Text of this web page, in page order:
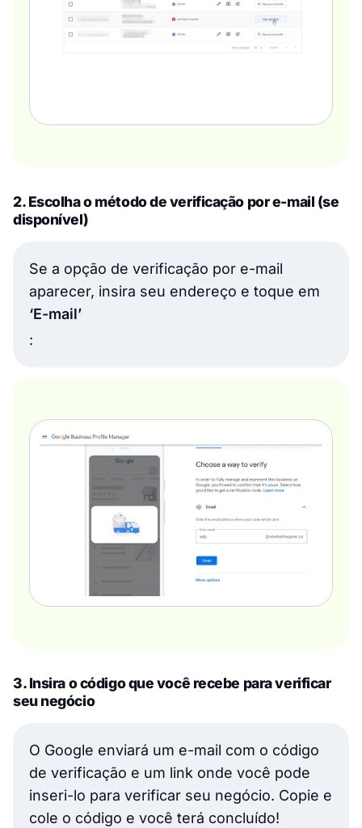
2. Escolha o método de verificação por e-mail (se
disponível)
Se a opção de verificação por e-mail
aparecer, insira seu endereço e toque em
‘E-mail’
:
3. Insira o código que você recebe para verificar
seu negócio
O Google enviará um e-mail com o código
de verificação e um link onde você pode
inseri-lo para verificar seu negócio. Copie e
cole o código e você terá concluído!